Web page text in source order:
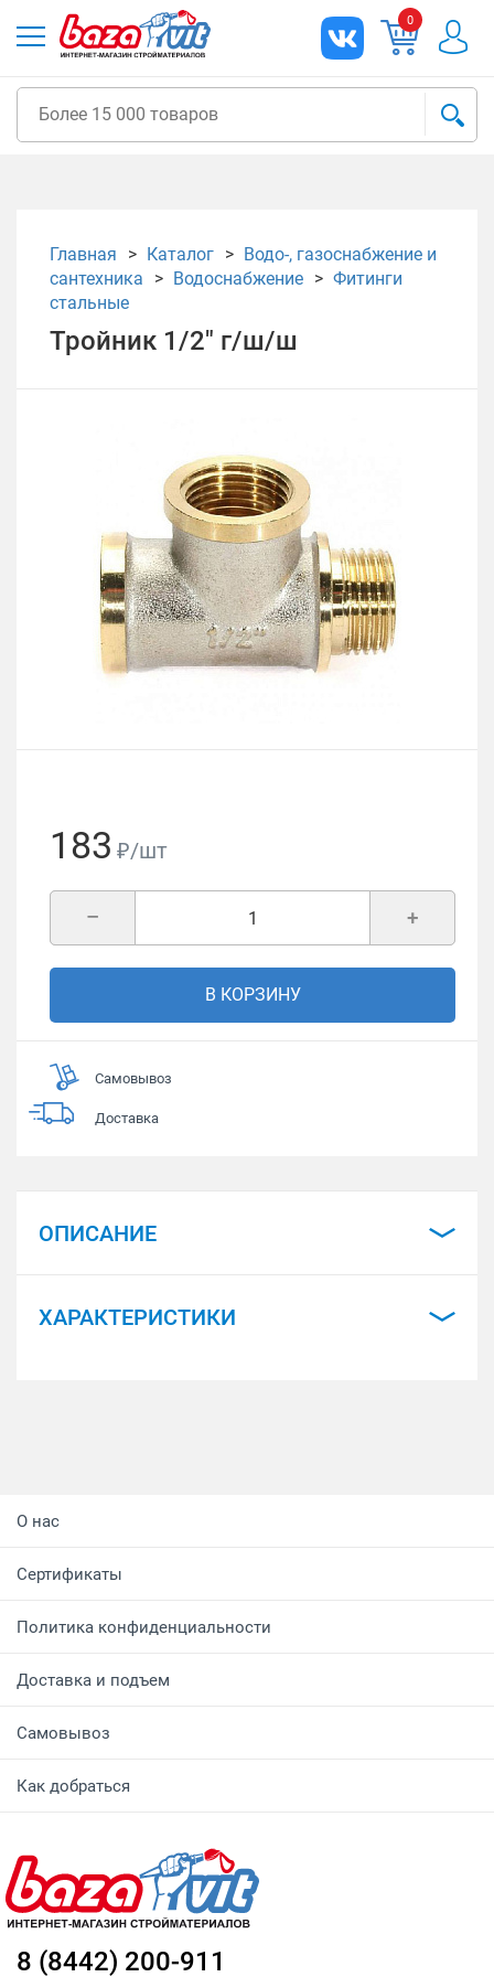
0
Главная Каталог
Водо-, газоснабжение и
сантехника
Водоснабжение
Фитинги
стальные
Тройник 1/2" г/ш/ш
183 ₽/шт
+
–
В КОРЗИНУ
Самовывоз
Доставка
ОПИСАНИЕ
ХАРАКТЕРИСТИКИ
О нас
Сертификаты
Политика конфиденциальности
Доставка и подъем
Самовывоз
Как добраться
8 (8442) 200-911